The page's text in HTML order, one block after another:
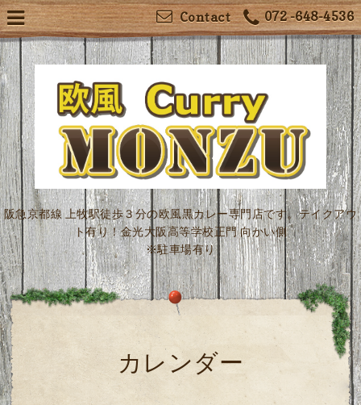
072 -648-4536
Contact
阪急京都線 上牧駅徒歩３分の欧風黒カレー専門店です。テイクアウ
ト有り！金光大阪高等学校正門 向かい側
※駐車場有り
カレンダー